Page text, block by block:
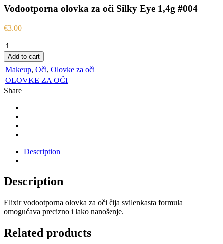
Vodootporna olovka za oči Silky Eye 1,4g #004
€3.00
Vodootporna
olovka
za
oči
Silky
Eye
#004
quantity
Add to cart
Makeup, Oči, Olovke za oči
OLOVKE ZA OČI
Share
Description
Description
Elixir vodootporna olovka za oči čija svilenkasta formula
omogućava precizno i lako nanošenje.
Related products